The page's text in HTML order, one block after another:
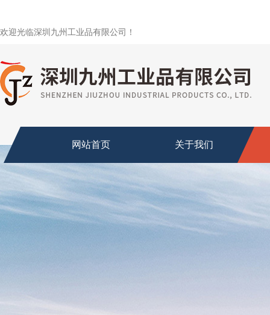
欢迎光临深圳九州工业品有限公司！
网站首页 关于我们